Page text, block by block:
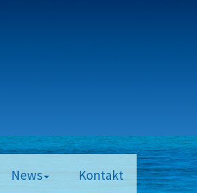
News Kontakt